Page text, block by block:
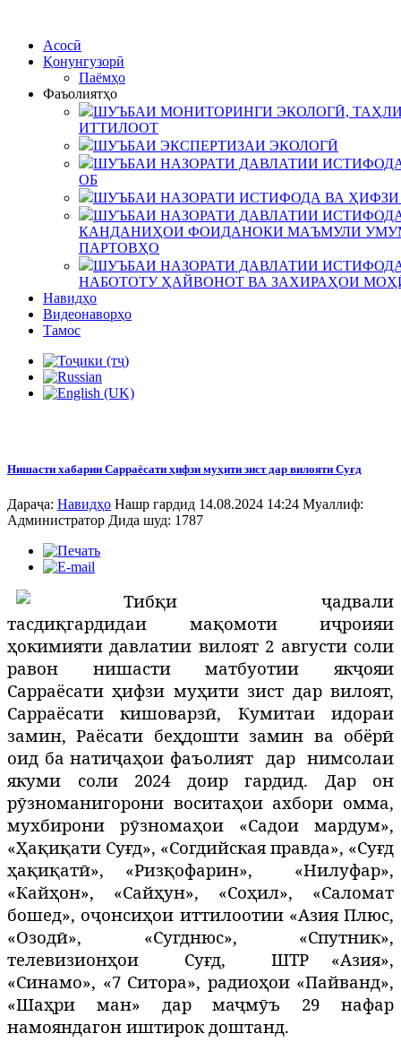
Асосӣ
Қонунгузорӣ
Паёмҳо
Фаъолиятҳо
ШУЪБАИ МОНИТОРИНГИ ЭКОЛОГӢ,
ИТТИЛООТ
ШУЪБАИ ЭКСПЕРТИЗАИ ЭКОЛОГӢ
ШУЪБАИ НАЗОРАТИ ДАВЛАТИИ
ОБ
ШУЪБАИ НАЗОРАТИ ИСТИФОДА ВА
ШУЪБАИ НАЗОРАТИ ДАВЛАТИИ
КАНДАНИҲОИ ФОИДАНОКИ МАЪМУЛИ
ПАРТОВҲО
ШУЪБАИ НАЗОРАТИ ДАВЛАТИИ
НАБОТОТУ ҲАЙВОНОТ ВА ЗАХИРАҲОИ
Навидҳо
Видеонаворҳо
Тамос
Нишасти хабарии Сарраёсати ҳифзи муҳити зист дар вилояти Суғд
Дараҷа: Навидҳо Нашр гардид 14.08.2024 14:24 Муаллиф:
Администратор Дида шуд: 1787
Тибқи ҷадвали
тасдиқгардидаи мақомоти иҷроияи
ҳокимияти давлатии вилоят 2 августи соли
равон нишасти матбуотии якҷояи
Сарраёсати ҳифзи муҳити зист дар вилоят,
Сарраёсати кишоварзӣ, Кумитаи идораи
замин, Раёсати беҳдошти замин ва обёрӣ
оид ба натиҷаҳои фаъолият дар нимсолаи
якуми соли 2024 доир гардид. Дар он
рӯзноманигорони воситаҳои ахбори омма,
мухбирони рӯзномаҳои «Садои мардум»,
«Ҳақиқати Суғд», «Согдийская правда», «Суғд
ҳақиқатӣ», «Ризқофарин»,
«Нилуфар»,
«Кайҳон», «Сайҳун», «Соҳил», «Саломат
бошед», оҷонсиҳои иттилоотии «Азия Плюс,
«Озодӣ», «Сугднюс», «Спутник»,
телевизионҳои
Суғд,
ШТР «Азия»,
«Синамо», «7 Ситора», радиоҳои «Пайванд»,
«Шаҳри ман» дар маҷмӯъ 29 нафар
намояндагон иштирок доштанд.